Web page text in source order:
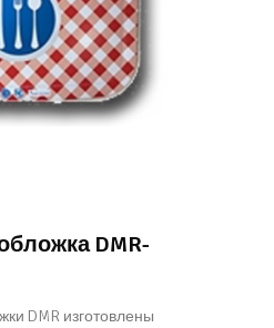
DMR-
DMR изготовлены